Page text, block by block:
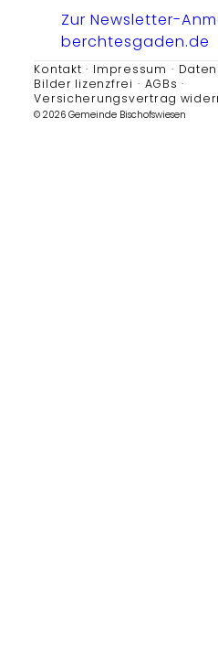
Zur Newsletter-
berchtesgaden.de
Kontakt Impressum
Bilder lizenzfrei
AGBs
Versicherungsvertrag
© 2026 Gemeinde Bischofswiesen